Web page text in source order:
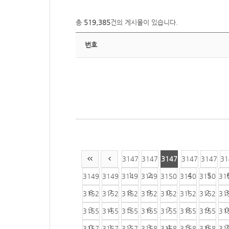
총 519,385건의 게시물이 있습니다.
번호
3147
1
3147
2
3147
3
3147
4
3147
5
3149
6
3149
7
3149
8
3149
9
3150
0
3150
1
3150
2 3
3152
3
3152
4
3152
5
3152
6
3152
7
3152
8
3152
9 0
3155
0
3155
1
3155
2
3155
3
3155
4
3155
5
3155
6 7